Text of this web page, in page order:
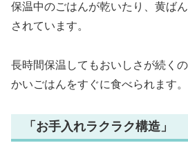
保温中のごはんが乾いたり、黄ば
されています。
長時間保温してもおいしさが続く
かいごはんをすぐに食べられます。
「お手入れラクラク構造」